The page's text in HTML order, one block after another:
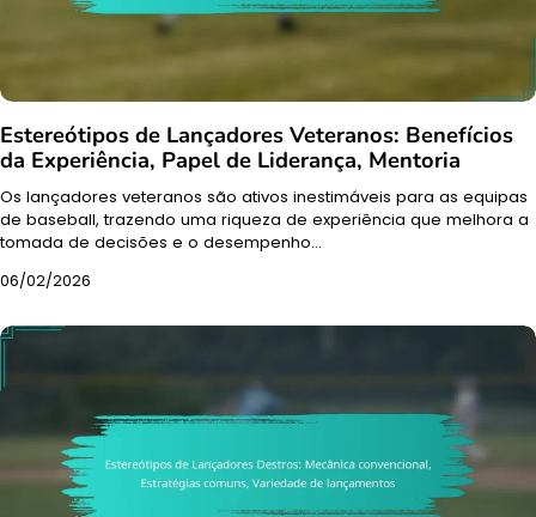
Estereótipos de Lançadores Veteranos: Benefícios
da Experiência, Papel de Liderança, Mentoria
Os lançadores veteranos são ativos inestimáveis para as equipas
de baseball, trazendo uma riqueza de experiência que melhora a
tomada de decisões e o desempenho…
06/02/2026